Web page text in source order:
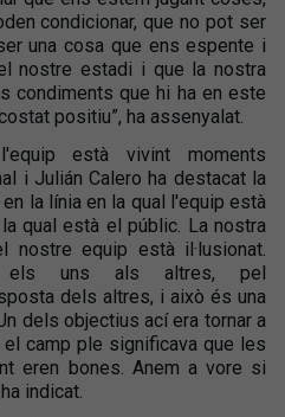
condicionar, que no pot ser
una cosa que ens espente i
nostre estadi i que la nostra
condiments que hi ha en este
positiu”, ha assenyalat.
està vivint moments
i Julián Calero ha destacat la
la línia en la qual l'equip està
qual està el públic. La nostra
nostre equip està il·lusionat.
els uns als altres, pel
dels altres, i això és una
dels objectius ací era tornar a
camp ple significava que les
eren bones. Anem a vore si
indicat.